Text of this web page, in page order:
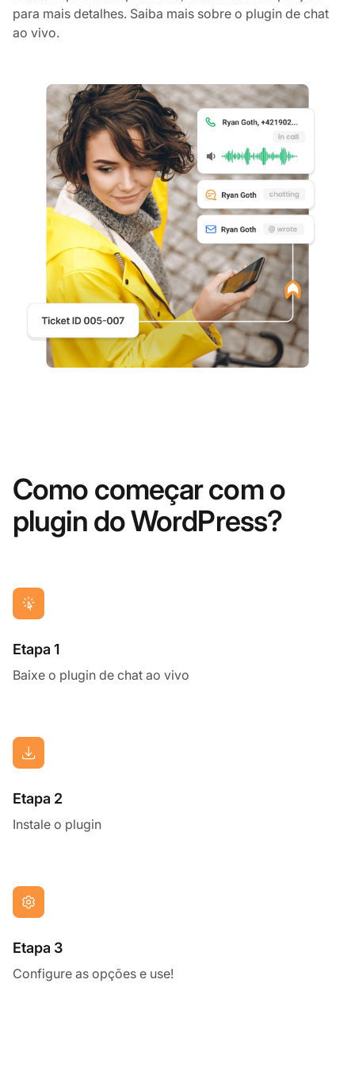
para mais detalhes. Saiba mais sobre o plugin de chat
ao vivo.
Como começar com o
plugin do WordPress?
Etapa 1
Baixe o plugin de chat ao vivo
Etapa 2
Instale o plugin
Etapa 3
Configure as opções e use!